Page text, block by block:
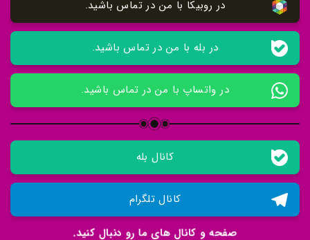
در روبیکا با من در تماس باشید.
در بله با من در تماس باشید.
در واتساپ با من در تماس باشید.
کانال بله
کانال تلگرام
صفحه و کانال های ما رو دنبال کنید.